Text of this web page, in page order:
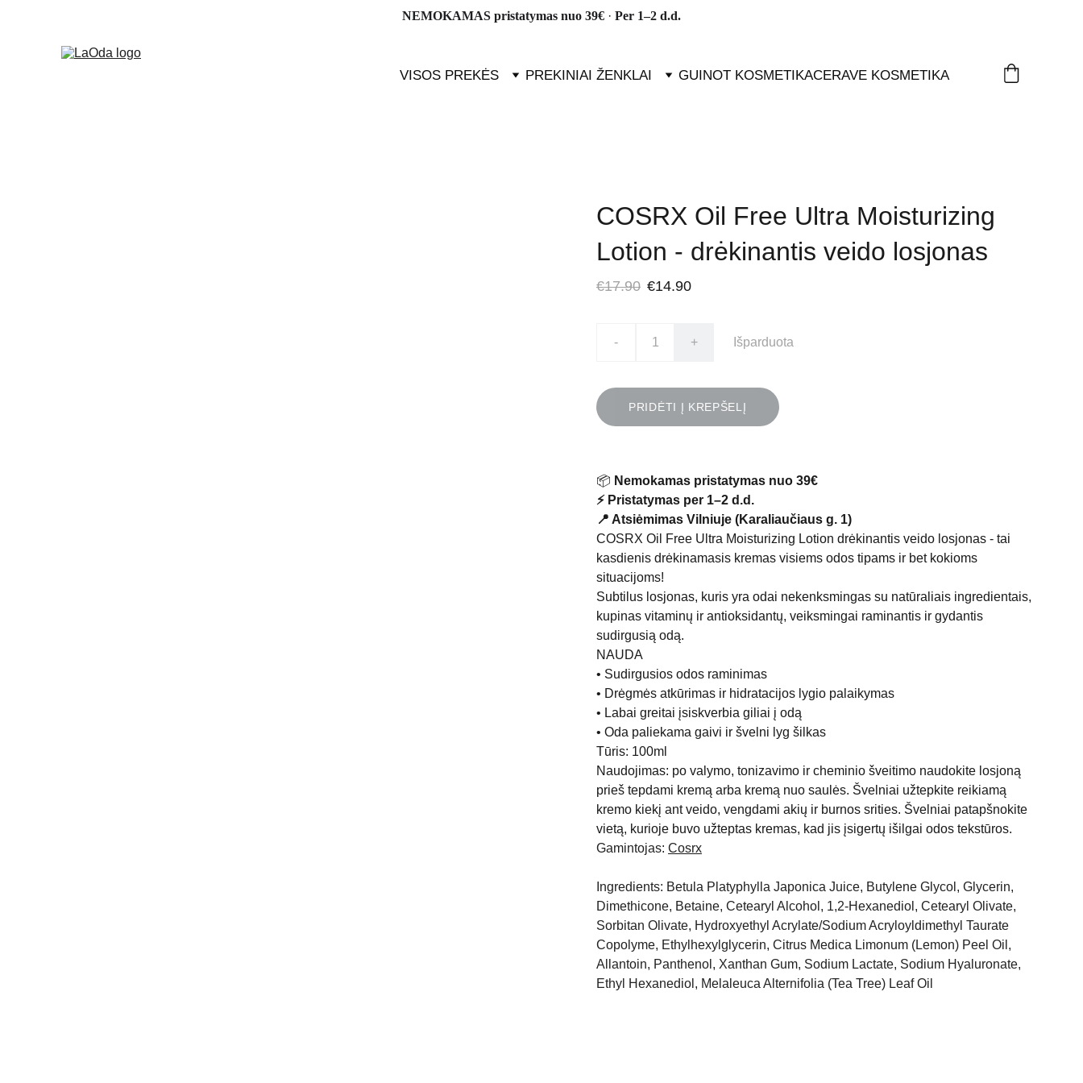
NEMOKAMAS pristatymas nuo 39€ · Per 1–2 d.d.
VISOS PREKĖS PREKINIAI ŽENKLAI GUINOT KOSMETIKACERAVE KOSMETIKA
COSRX Oil Free Ultra Moisturizing
Lotion - drėkinantis veido losjonas
€17.90 €14.90
- + Išparduota
PRIDĖTI Į KREPŠELĮ
📦 Nemokamas pristatymas nuo 39€
⚡ Pristatymas per 1–2 d.d.
📍 Atsiėmimas Vilniuje (Karaliaučiaus g. 1)
COSRX Oil Free Ultra Moisturizing Lotion drėkinantis veido losjonas - tai
kasdienis drėkinamasis kremas visiems odos tipams ir bet kokioms
situacijoms!
Subtilus losjonas, kuris yra odai nekenksmingas su natūraliais ingredientais,
kupinas vitaminų ir antioksidantų, veiksmingai raminantis ir gydantis
sudirgusią odą.
NAUDA
• Sudirgusios odos raminimas
• Drėgmės atkūrimas ir hidratacijos lygio palaikymas
• Labai greitai įsiskverbia giliai į odą
• Oda paliekama gaivi ir švelni lyg šilkas
Tūris: 100ml
Naudojimas: po valymo, tonizavimo ir cheminio šveitimo naudokite losjoną
prieš tepdami kremą arba kremą nuo saulės. Švelniai užtepkite reikiamą
kremo kiekį ant veido, vengdami akių ir burnos srities. Švelniai patapšnokite
vietą, kurioje buvo užteptas kremas, kad jis įsigertų išilgai odos tekstūros.
Gamintojas: Cosrx
Ingredients: Betula Platyphylla Japonica Juice, Butylene Glycol, Glycerin,
Dimethicone, Betaine, Cetearyl Alcohol, 1,2-Hexanediol, Cetearyl Olivate,
Sorbitan Olivate, Hydroxyethyl Acrylate/Sodium Acryloyldimethyl Taurate
Copolyme, Ethylhexylglycerin, Citrus Medica Limonum (Lemon) Peel Oil,
Allantoin, Panthenol, Xanthan Gum, Sodium Lactate, Sodium Hyaluronate,
Ethyl Hexanediol, Melaleuca Alternifolia (Tea Tree) Leaf Oil